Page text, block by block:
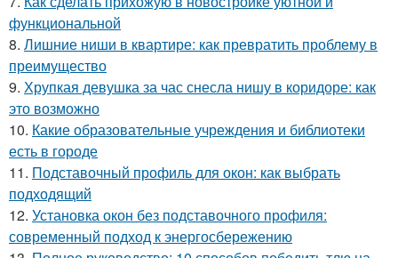
функциональной
8. Лишние ниши в квартире: как превратить проблему в
преимущество
9. Хрупкая девушка за час снесла нишу в коридоре: как
это возможно
10. Какие образовательные учреждения и библиотеки
есть в городе
11. Подставочный профиль для окон: как выбрать
подходящий
12. Установка окон без подставочного профиля:
современный подход к энергосбережению